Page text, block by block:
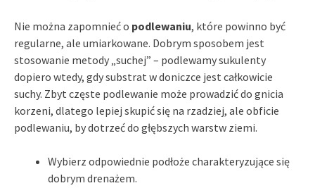
Nie można zapomnieć o podlewaniu, które powinno być
regularne, ale umiarkowane. Dobrym sposobem jest
stosowanie metody „suchej” – podlewamy sukulenty
dopiero wtedy, gdy substrat w doniczce jest całkowicie
suchy. Zbyt częste podlewanie może prowadzić do gnicia
korzeni, dlatego lepiej skupić się na rzadziej, ale obficie
podlewaniu, by dotrzeć do głębszych warstw ziemi.
Wybierz odpowiednie podłoże charakteryzujące się
dobrym drenażem.